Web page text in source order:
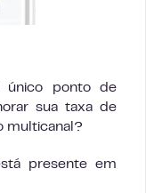
único ponto de
sua taxa de
multicanal?
presente em